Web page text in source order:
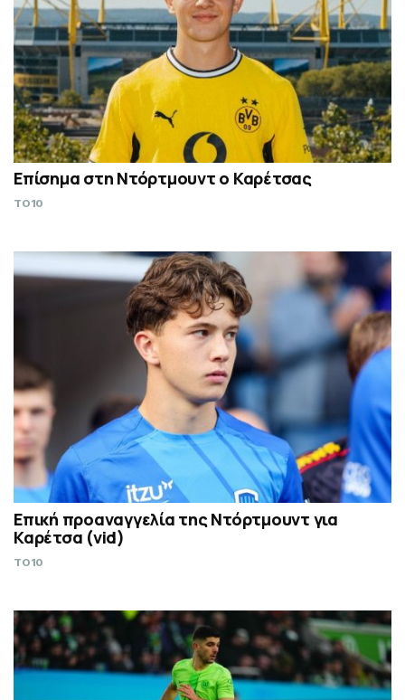
Επίσημα στη Ντόρτμουντ ο Καρέτσας
TO10
Επική προαναγγελία της Ντόρτμουντ για
Καρέτσα (vid)
TO10